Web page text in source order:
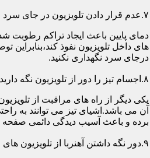
۷.عدم قرار دادن تلویزیون در جای سرد
دمای پایین باعث ایجاد تراکم رطوبت
های داخل تلویزیون نفوذ کند،بنابراین
درجای سرد نگهداری نکنید.
۸.اجسام تیز را دور از تلویزیون نگه دارید
یکی دیگر از راه های مراقبت از
آن می باشد.اشیای تیز می توانند به
برده و باعث آسیب دیدگی دائمی صفحه
۹.دور نگه داشتن آهنربا از تلویزیون های ال ای دی